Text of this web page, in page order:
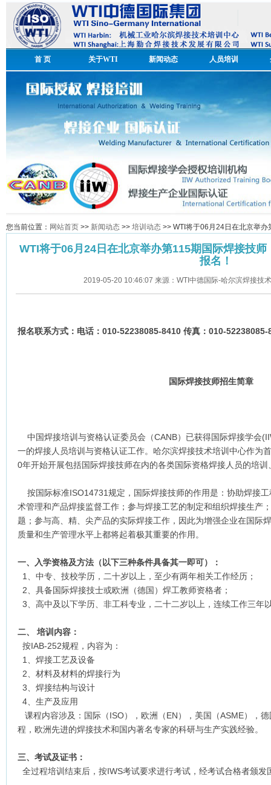
首 页 关于WTI 新闻动态 人员培训
您当前位置： 网站首页 >> 新闻动态 >> 培训动态 >> WTI将于06月24日在北京举
WTI将于06月24日在北京举办第115期国际焊接技
报名！
2019-05-20 10:46:07 来源：WTI中德国际-哈尔滨焊接技
报名联系方式：电话：010-52238085-8410 传真：010-52238085-
国际焊接技师招生简章
中国焊接培训与资格认证委员会（CANB）已获得国际焊接学会
一的焊接人员培训与资格认证工作。哈尔滨焊接技术培训中心作为
0年开始开展包括国际焊接技师在内的各类国际资格焊接人员的培
按国际标准ISO14731规定，国际焊接技师的作用是：协助焊接
术管理和产品焊接监督工作；参与焊接工艺的制定和组织焊接生产
题；参与高、精、尖产品的实际焊接工作，因此为增强企业在国际
质量和生产管理水平上都将起着极其重要的作用。
一、入学资格及方法（以下三种条件具备其一即可）：
1、中专、技校学历，二十岁以上，至少有两年相关工作经历；
2、具备国际焊接技士或欧洲（德国）焊工教师资格者；
3、高中及以下学历、非工科专业，二十二岁以上，连续工作三年
二、 培训内容：
按IAB-252规程，内容为：
1、焊接工艺及设备
2、材料及材料的焊接行为
3、焊接结构与设计
4、生产及应用
课程内容涉及：国际（ISO），欧洲（EN），美国（ASME），
程，欧洲先进的焊接技术和国内著名专家的科研与生产实践经验。
三、考试及证书：
全过程培训结束后，按IWS考试要求进行考试，经考试合格者颁